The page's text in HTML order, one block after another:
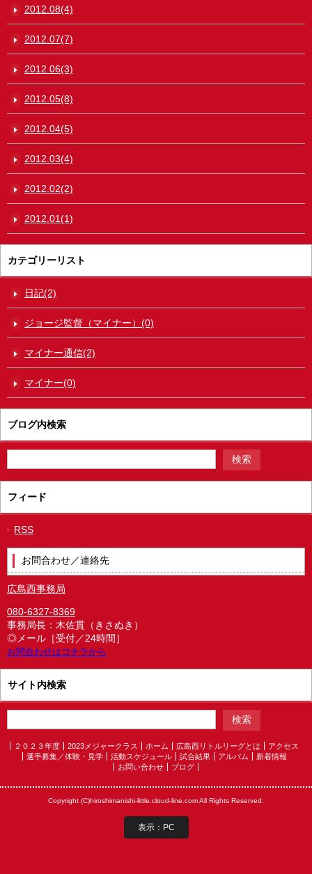
2012.08(4)
2012.07(7)
2012.06(3)
2012.05(8)
2012.04(5)
2012.03(4)
2012.02(2)
2012.01(1)
カテゴリーリスト
日記(2)
ジョージ監督（マイナー）(0)
マイナー通信(2)
マイナー(0)
ブログ内検索
フィード
RSS
お問合わせ／連絡先
広島西事務局
080-6327-8369
事務局長：木佐貫（きさぬき）
◎メール［受付／24時間］
お問合わせはコチラから
サイト内検索
２０２３年度 2023メジャークラス ホーム 広島西リトルリーグとは
アクセス
選手募集／体験・見学
活動スケジュール 試合結果 アルバム
新着情報
お問い合わせ
ブログ
Copyright (C)hiroshimanishi-little.cloud-line.com All Rights Reserved.
表示：PC